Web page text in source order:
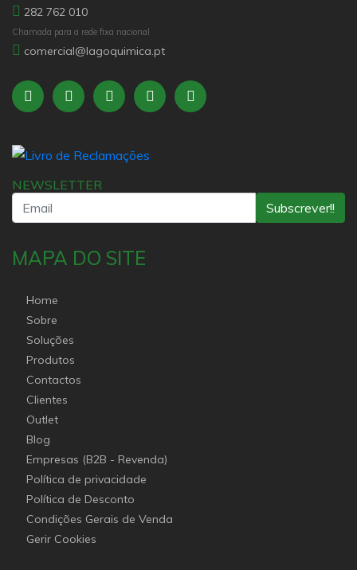
282 762 010
Chamada para a rede fixa nacional
comercial@lagoquimica.pt
NEWSLETTER
Subscrever!!
MAPA DO SITE
Home
Sobre
Soluções
Produtos
Contactos
Clientes
Outlet
Blog
Empresas (B2B - Revenda)
Política de privacidade
Política de Desconto
Condições Gerais de Venda
Gerir Cookies